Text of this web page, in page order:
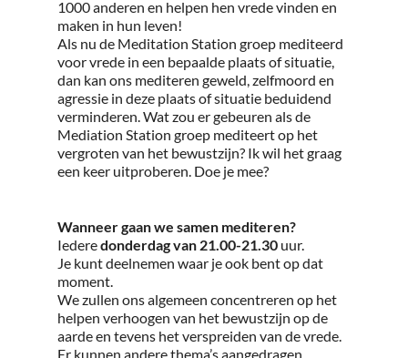
1000 anderen en helpen hen vrede vinden en
maken in hun leven!
Als nu de Meditation Station groep mediteerd
voor vrede in een bepaalde plaats of situatie,
dan kan ons mediteren geweld, zelfmoord en
agressie in deze plaats of situatie beduidend
verminderen. Wat zou er gebeuren als de
Mediation Station groep mediteert op het
vergroten van het bewustzijn? Ik wil het graag
een keer uitproberen. Doe je mee?
Wanneer gaan we samen mediteren?
Iederedonderdag van 21.00-21.30uur.
Je kunt deelnemen waar je ook bent op dat
moment.
We zullen ons algemeen concentreren op het
helpen verhoogen van het bewustzijn op de
aarde en tevens het verspreiden van de vrede.
Er kunnen andere thema’s aangedragen